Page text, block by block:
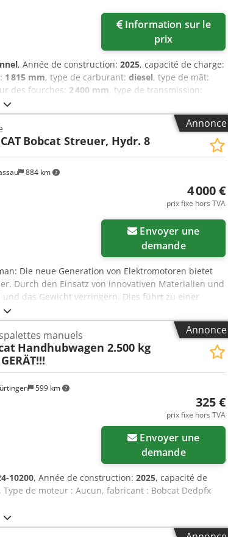
Information sur le
prix
, Année de construction: 2025, capacité de charge:
1 815 mm, type de carburant: diesel, type de mât:
des fourches: 2 400 mm, type de transmission:
charge : 600 mm Classe ISO : Classe ISO 4 = 5 000 -
ZF 3 vitesses État : Neuf État technique : Neuf
avant : Neuf Type de pneus arrière : Superélastique
Description : Disponible immédiatement juillet
3ème et 4ème valve, phares de travail arrière,
CE, balance intégrée, jumelage des pneus,
essuie-glace, pédale unique, LED, Cabine à bascule
LCD 7'' avec système à code PIN, système de
arrière, position verticale automatique du mât,
latéral.
Annonce
Demander plus
884 km
Bobcat Streuer, Hydr. 8
4 000 €
prix fixe hors TVA
demande
Die neue Generation von Elektromotoren bietet
Durch den Einsatz von innovativen Materialien und
das Gewicht verringern. Dies führt zu einer
Schadstoffausstoß. Dedszkzf Hjpfx Anksck French:
puissance et un rendement supérieurs à ceux de
et de technologies innovants, nous avons pu réduire
efficacité énergétique et une réduction des
Annonce
Demander plus
599 km
manuels
Handhubwagen 2.500 kg
325 €
prix fixe hors TVA
demande
10200, Année de construction: 2025, capacité de
, Type de moteur : Aucun, fabricant : Bobcat Dedpfx